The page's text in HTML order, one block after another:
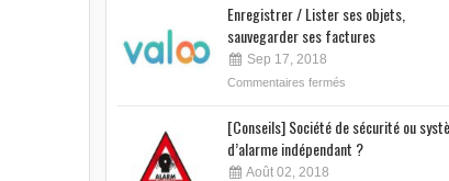
Enregistrer / Lister ses objets,
sauvegarder ses factures
Sep 17, 2018
Commentaires fermés
[Conseils] Société de sécurité ou
d’alarme indépendant ?
Août 02, 2018